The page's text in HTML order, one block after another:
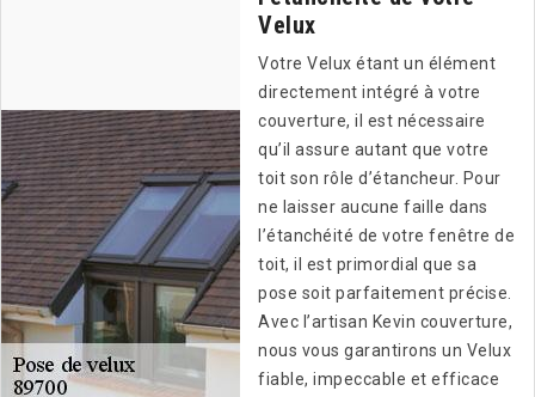
Velux
Votre Velux étant un élément
directement intégré à votre
couverture, il est nécessaire
qu’il assure autant que votre
toit son rôle d’étancheur. Pour
ne laisser aucune faille dans
l’étanchéité de votre fenêtre de
toit, il est primordial que sa
pose soit parfaitement précise.
Avec l’artisan Kevin couverture,
nous vous garantirons un Velux
fiable, impeccable et efficace